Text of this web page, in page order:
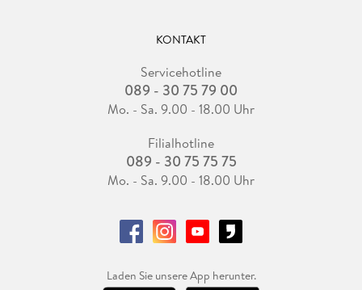
KONTAKT
Servicehotline
089 - 30 75 79 00
Mo. - Sa. 9.00 - 18.00 Uhr
Filialhotline
089 - 30 75 75 75
Mo. - Sa. 9.00 - 18.00 Uhr
Laden Sie unsere App herunter.